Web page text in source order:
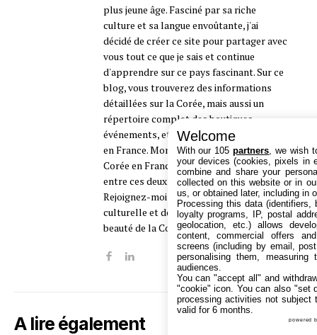
plus jeune âge. Fasciné par sa riche
culture et sa langue envoûtante, j'ai
décidé de créer ce site pour partager avec
vous tout ce que je sais et continue
d'apprendre sur ce pays fascinant. Sur ce
blog, vous trouverez des informations
détaillées sur la Corée, mais aussi un
répertoire complet des boutiques,
événements, et associations coréennes
en France. Mon objectif ? Faire briller la
Corée en France et construire un pont
entre ces deux cultures que j'aime tant.
Rejoignez-moi dans cette aventure
culturelle et découvrons ensemble la
beauté de la Corée française !
A lire également
Welcome
With our 105partners , we wish
your devices (cookies, pixels in
combine and share your
collected on this website or in
us, or obtained later, including in
Processing this data (identifiers,
loyalty programs, IP, postal
geolocation, etc.) allows
content, commercial offers
screens (including by email,
personalising them, measuring
audiences.
You can "accept all" and
"cookie" icon . You can also "set
processing activities not subject
valid for 6 months.
powered